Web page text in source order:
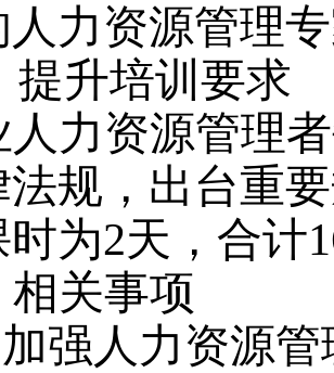
人力资源管理
提升培训要求
人力资源管理
法规，出台重
为2天，合计
相关事项
强人力资源